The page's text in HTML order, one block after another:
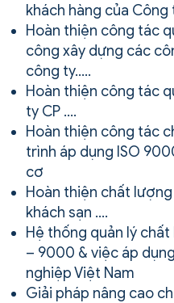
khách hàng của Công
Hoàn thiện công tác
công xây dựng các
công ty…..
Hoàn thiện công tác
ty CP ….
Hoàn thiện công tác
trình áp dụng ISO
cơ
Hoàn thiện chất
khách sạn ….
Hệ thống quản lý
– 9000 & việc áp
nghiệp Việt Nam
Giải pháp nâng cao